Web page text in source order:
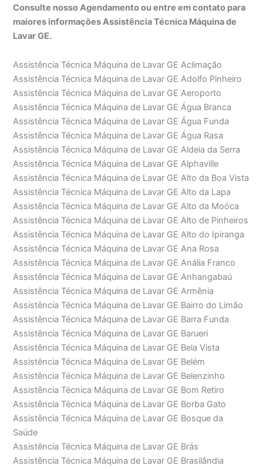
Consulte nosso Agendamento ou entre em contato para
maiores informações Assistência Técnica Máquina de
Lavar GE.
Assistência Técnica Máquina de Lavar GE Aclimação
Assistência Técnica Máquina de Lavar GE Adolfo Pinheiro
Assistência Técnica Máquina de Lavar GE Aeroporto
Assistência Técnica Máquina de Lavar GE Água Branca
Assistência Técnica Máquina de Lavar GE Água Funda
Assistência Técnica Máquina de Lavar GE Água Rasa
Assistência Técnica Máquina de Lavar GE Aldeia da Serra
Assistência Técnica Máquina de Lavar GE Alphaville
Assistência Técnica Máquina de Lavar GE Alto da Boa Vista
Assistência Técnica Máquina de Lavar GE Alto da Lapa
Assistência Técnica Máquina de Lavar GE Alto da Moóca
Assistência Técnica Máquina de Lavar GE Alto de Pinheiros
Assistência Técnica Máquina de Lavar GE Alto do Ipiranga
Assistência Técnica Máquina de Lavar GE Ana Rosa
Assistência Técnica Máquina de Lavar GE Anália Franco
Assistência Técnica Máquina de Lavar GE Anhangabaú
Assistência Técnica Máquina de Lavar GE Armênia
Assistência Técnica Máquina de Lavar GE Bairro do Limão
Assistência Técnica Máquina de Lavar GE Barra Funda
Assistência Técnica Máquina de Lavar GE Barueri
Assistência Técnica Máquina de Lavar GE Bela Vista
Assistência Técnica Máquina de Lavar GE Belém
Assistência Técnica Máquina de Lavar GE Belenzinho
Assistência Técnica Máquina de Lavar GE Bom Retiro
Assistência Técnica Máquina de Lavar GE Borba Gato
Assistência Técnica Máquina de Lavar GE Bosque da
Saúde
Assistência Técnica Máquina de Lavar GE Brás
Assistência Técnica Máquina de Lavar GE Brasilândia